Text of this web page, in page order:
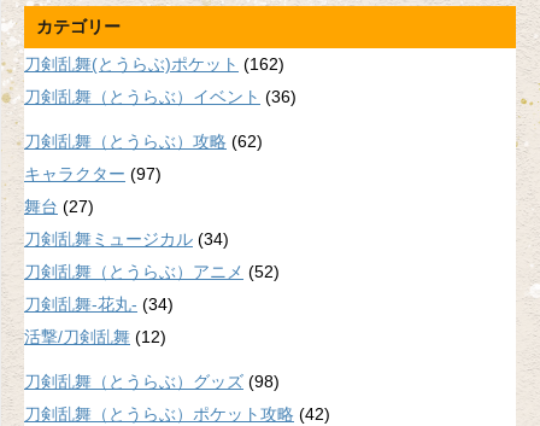
カテゴリー
刀剣乱舞(とうらぶ)ポケット (162)
刀剣乱舞（とうらぶ）イベント (36)
刀剣乱舞（とうらぶ）攻略 (62)
キャラクター (97)
舞台 (27)
刀剣乱舞ミュージカル (34)
刀剣乱舞（とうらぶ）アニメ (52)
刀剣乱舞-花丸- (34)
活撃/刀剣乱舞 (12)
刀剣乱舞（とうらぶ）グッズ (98)
刀剣乱舞（とうらぶ）ポケット攻略 (42)